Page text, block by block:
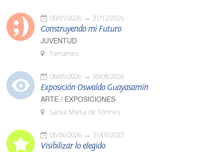
09/01/2026 31/12/2026
Construyendo mi Futuro
JUVENTUD
Tamames
08/05/2026 30/08/2026
Exposición Oswaldo Guayasamín
ARTE / EXPOSICIONES
Santa Marta de Tormes
05/06/2026 31/03/2027
Visibilizar lo elegido